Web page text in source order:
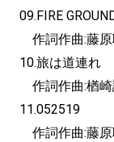
09.FIRE
作詞作曲:藤原
10.旅は道連れ
作詞作曲:楢崎
11.052519
作詞作曲:藤原